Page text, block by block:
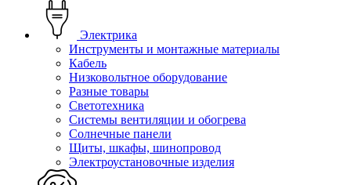
Электрика
Инструменты и монтажные материалы
Кабель
Низковольтное оборудование
Разные товары
Светотехника
Системы вентиляции и обогрева
Солнечные панели
Щиты, шкафы, шинопровод
Электроустановочные изделия